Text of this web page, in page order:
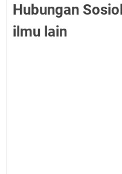
Hubungan
ilmu lain